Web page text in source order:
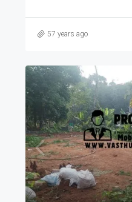
57 years ago